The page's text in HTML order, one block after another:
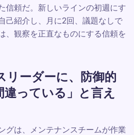
信頼だ。新しいラインの初週にす
己紹介し、月に2回、議題なしで
、観察を正直なものにする信頼を
リーダーに、防御的
っている」と言え
グは、メンテナンスチームが作業